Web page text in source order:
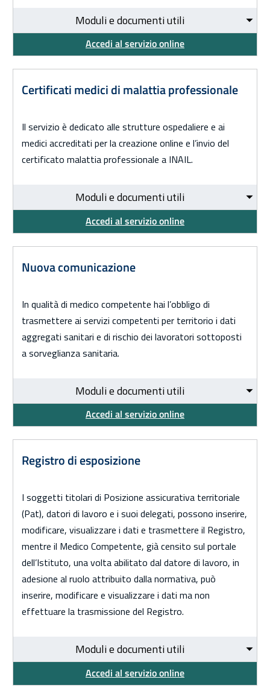
Moduli e documenti utili
Accedi al servizio online
Certificati medici di malattia professionale
Il servizio è dedicato alle strutture ospedaliere e ai
medici accreditati per la creazione online e l’invio del
certificato malattia professionale a INAIL.
Moduli e documenti utili
Accedi al servizio online
Nuova comunicazione
In qualità di medico competente hai l’obbligo di
trasmettere ai servizi competenti per territorio i dati
aggregati sanitari e di rischio dei lavoratori sottoposti
a sorveglianza sanitaria.
Moduli e documenti utili
Accedi al servizio online
Registro di esposizione
I soggetti titolari di Posizione assicurativa territoriale
(Pat), datori di lavoro e i suoi delegati, possono inserire,
modificare, visualizzare i dati e trasmettere il Registro,
mentre il Medico Competente, già censito sul portale
dell’Istituto, una volta abilitato dal datore di lavoro, in
adesione al ruolo attribuito dalla normativa, può
inserire, modificare e visualizzare i dati ma non
effettuare la trasmissione del Registro.
Moduli e documenti utili
Accedi al servizio online